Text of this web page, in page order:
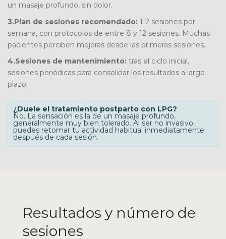
un masaje profundo, sin dolor.
3.Plan de sesiones recomendado: 1-2 sesiones por
semana, con protocolos de entre 8 y 12 sesiones. Muchas
pacientes perciben mejoras desde las primeras sesiones.
4.Sesiones de mantenimiento: tras el ciclo inicial,
sesiones periódicas para consolidar los resultados a largo
plazo.
¿Duele el tratamiento postparto con LPG?
No. La sensación es la de un masaje profundo,
generalmente muy bien tolerado. Al ser no invasivo,
puedes retomar tu actividad habitual inmediatamente
después de cada sesión.
Resultados y número de
sesiones